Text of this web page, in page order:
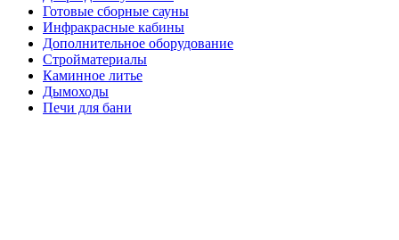
Готовые сборные сауны
Инфракрасные кабины
Дополнительное оборудование
Стройматериалы
Каминное литье
Дымоходы
Печи для бани